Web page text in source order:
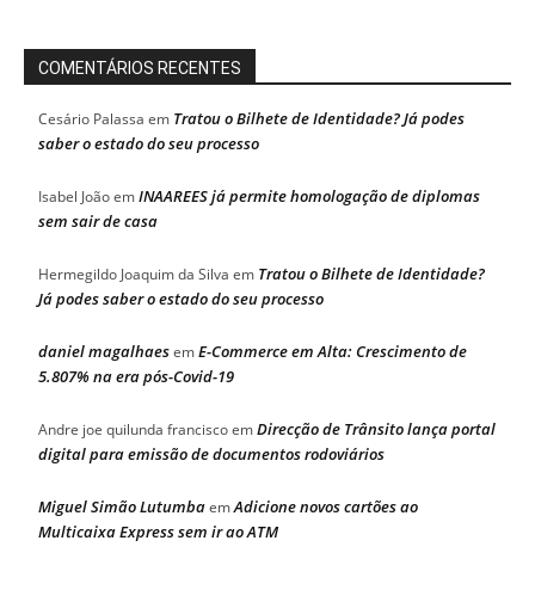
COMENTÁRIOS RECENTES
Cesário Palassa em Tratou o Bilhete de Identidade? Já podes
saber o estado do seu processo
Isabel JoãoemINAAREES já permite homologação de diplomas
sem sair de casa
Hermegildo Joaquim da Silva em Tratou o Bilhete de Identidade?
Já podes saber o estado do seu processo
daniel magalhaesemE-Commerce em Alta: Crescimento de
5.807% na era pós-Covid-19
Andre joe quilunda franciscoemDirecção de Trânsito lança portal
digital para emissão de documentos rodoviários
Miguel Simão LutumbaemAdicione novos cartões ao
Multicaixa Express sem ir ao ATM